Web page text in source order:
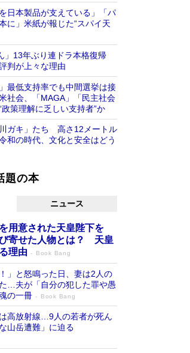
日本製品が支えている」「パ
に」米紙が報じた“スパイ天
」13年ぶり連ドラ本格復帰
判が上々な理由
最低支持率でも中間選挙は接
社会、「MAGA」「民主社会
策理解に乏しい支持者”か
ガキ」たち 高さ12メートル
和の時代、文化と安全はどう
題の本
ニュース
用意された天皇陛下を
び寄せた人物とは？ 天皇
理由
Book Bang
」と怒鳴った日、妻は2人の
…夫が「自分の犯した罪や愚
の一冊
Book Bang
高放射線…9人の若者が死ん
山岳遭難」に迫る